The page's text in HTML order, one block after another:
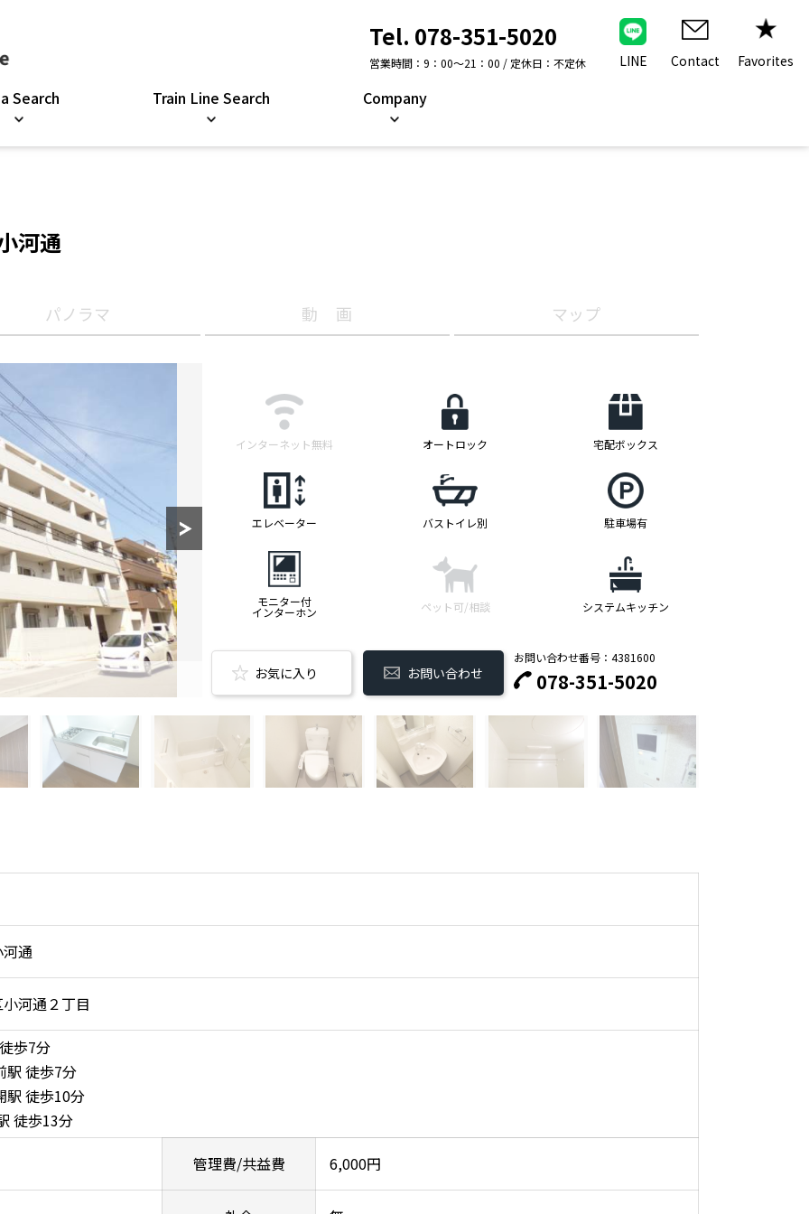
Tel. 078-351-5020
営業時間：9：00～21：00 / 定休日：不定休 LINE Contact Favorites
Search Train Line Search Company
河通
パノラマ 動画 マップ
インターネット無料 オートロック 宅配ボックス
エレベーター バストイレ別 駐車場有
モニター付
インターホン ペット可/相談 システムキッチン
お気に入り お問い合わせ
お問い合わせ番号：4381600
078-351-5020
通
河通２丁目
歩7分
駅 徒歩7分
駅 徒歩10分
徒歩13分
管理費/共益費
6,000円